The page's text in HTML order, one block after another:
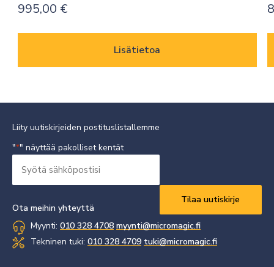
995,00 €
Lisätietoa
Liity uutiskirjeiden postituslistallemme
"*" näyttää pakolliset kentät
sähköpostisi
Ota meihin yhteyttä
Myynti: 010 328 4708 myynti@micromagic.fi
Tekninen tuki: 010 328 4709 tuki@micromagic.fi